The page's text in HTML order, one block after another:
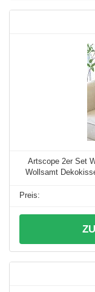
Artscope 2er Set
Wollsamt